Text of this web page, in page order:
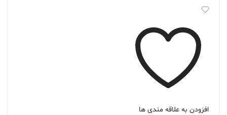
Mountain
افزودن به علاقه مندی ها